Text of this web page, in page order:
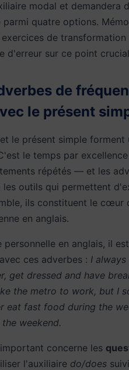
modal et demandera
quatre options.
de
d'erreur sur ce point
de
le présent
le présent simple forment
le temps par
répétés — et les
outils qui permettent
ils constituent le cœur
en anglais.
en anglais, il
ces adverbes : I
get dressed and have
the metro to work, but I
eat fast food during the
weekend.
concerne les
l'auxiliaire do/does